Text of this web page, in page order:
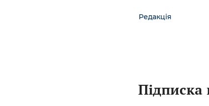
Редакція
Підписка